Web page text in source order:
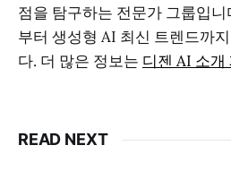
점을 탐구하는 전문가 그룹입
부터 생성형 AI 최신 트렌드까
다. 더 많은 정보는 디젠 AI 소개
READ NEXT